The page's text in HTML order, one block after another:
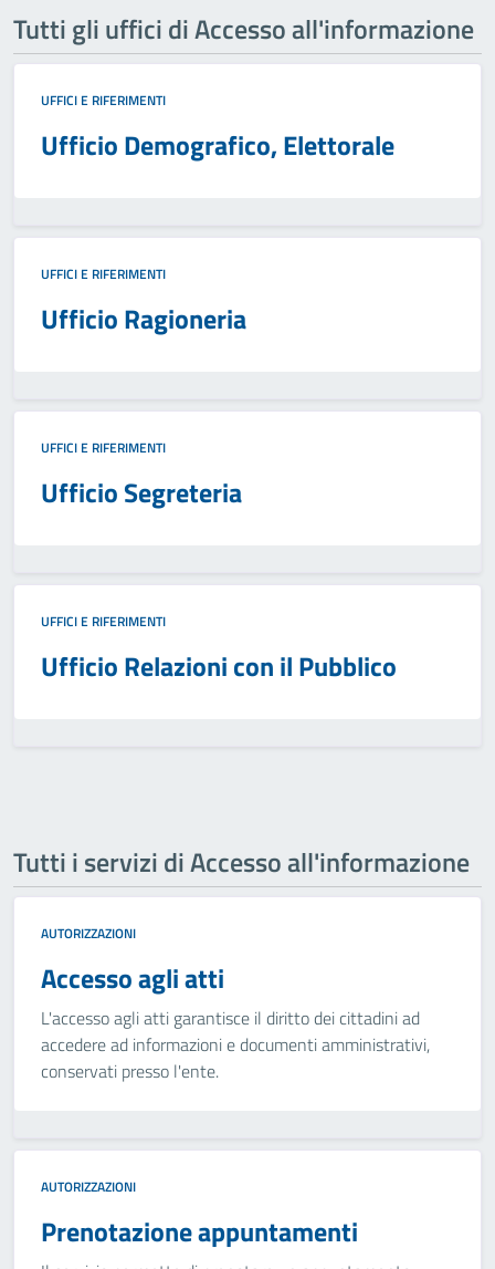
Tutti gli uffici di Accesso all'informazione
UFFICI E RIFERIMENTI
Ufficio Demografico, Elettorale
UFFICI E RIFERIMENTI
Ufficio Ragioneria
UFFICI E RIFERIMENTI
Ufficio Segreteria
UFFICI E RIFERIMENTI
Ufficio Relazioni con il Pubblico
Tutti i servizi di Accesso all'informazione
AUTORIZZAZIONI
Accesso agli atti
L'accesso agli atti garantisce il diritto dei cittadini ad
accedere ad informazioni e documenti amministrativi,
conservati presso l'ente.
AUTORIZZAZIONI
Prenotazione appuntamenti